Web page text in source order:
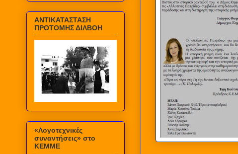
ΑΝΤΙΚΑΤΑΣΤΑΣΗ
ΠΡΟΤΟΜΗΣ ΔΙΛΒΟΗ
«Λογοτεχνικές
συναντήσεις» στο
ΚΕΜΜΕ